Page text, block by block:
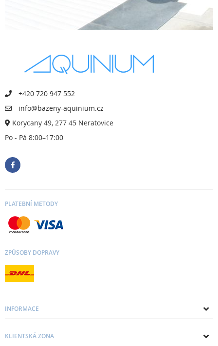
+420 720 947 552
info@bazeny-aquinium.cz
Korycany 49, 277 45 Neratovice
Po - Pá 8:00–17:00
PLATEBNÍ METODY
ZPŮSOBY DOPRAVY
INFORMACE
Kontakt
KLIENTSKÁ ZONA